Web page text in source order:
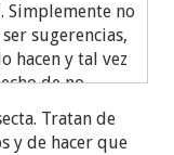
Simplemente no
sugerencias,
hacen y tal vez
de no
control
sin
Tratan de
y de hacer que